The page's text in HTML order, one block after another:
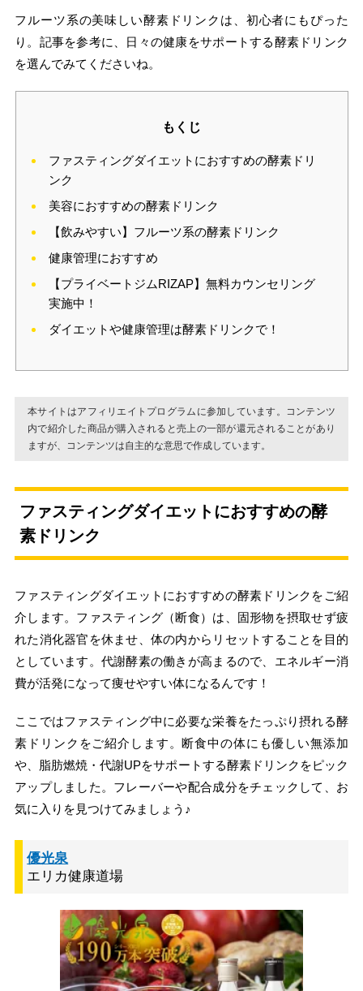
フルーツ系の美味しい酵素ドリンクは、初心者にもぴった
り。記事を参考に、日々の健康をサポートする酵素ドリンク
を選んでみてくださいね。
もくじ
ファスティングダイエットにおすすめの酵素ドリ
ンク
美容におすすめの酵素ドリンク
【飲みやすい】フルーツ系の酵素ドリンク
健康管理におすすめ
【プライベートジムRIZAP】無料カウンセリング
実施中！
ダイエットや健康管理は酵素ドリンクで！
本サイトはアフィリエイトプログラムに参加しています。コンテンツ
内で紹介した商品が購入されると売上の一部が還元されることがあり
ますが、コンテンツは自主的な意思で作成しています。
ファスティングダイエットにおすすめの酵
素ドリンク
ファスティングダイエットにおすすめの酵素ドリンクをご紹
介します。ファスティング（断食）は、固形物を摂取せず疲
れた消化器官を休ませ、体の内からリセットすることを目的
としています。代謝酵素の働きが高まるので、エネルギー消
費が活発になって痩せやすい体になるんです！
ここではファスティング中に必要な栄養をたっぷり摂れる酵
素ドリンクをご紹介します。断食中の体にも優しい無添加
や、脂肪燃焼・代謝UPをサポートする酵素ドリンクをピック
アップしました。フレーバーや配合成分をチェックして、お
気に入りを見つけてみましょう♪
優光泉
エリカ健康道場